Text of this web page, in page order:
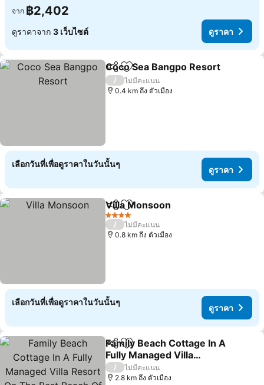
จาก ฿2,402
ดูราคาจาก 3 เว็บไซต์ ดูราคา
แชร์ เพิ่มในรายการโปรด
Coco Sea Bangpo Resort
/
ไม่มีคะแนน
0.4 km ถึง ตัวเมือง
เลือกวันที่เพื่อดูราคาในวันนั้นๆ
ดูราคา
แชร์ เพิ่มในรายการโปรด
Villa Monsoon
4 ดาว
/
ไม่มีคะแนน
0.8 km ถึง ตัวเมือง
เลือกวันที่เพื่อดูราคาในวันนั้นๆ
ดูราคา
แชร์ เพิ่มในรายการโปรด
Family Beach Cottage In A
Fully Managed Villa
Resort On The Best
Beach Of Samui
ดูราคา
/
ไม่มีคะแนน
2.8 km ถึง ตัวเมือง